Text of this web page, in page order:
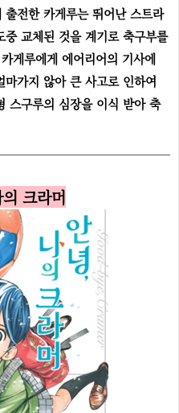
전한 카게루는 뛰어난 스트라
교체된 것을 계기로 축구부를
게루에게 에어리어의 기사에
가지 않아 큰 사고로 인하여
스구루의 심장을 이식 받아 축
크라머